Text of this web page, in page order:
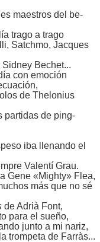
maestros del be-
trago a trago
Satchmo, Jacques
Bechet...
con emoción
de Thelonius
partidas de ping-
iba llenando el
Valentí Grau.
Gene «Mighty» Flea,
más que no sé
de Adrià Font,
para el sueño,
junto a mi nariz,
trompeta de Farràs...